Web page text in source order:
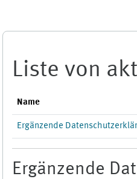
Liste von
Name
Ergänzende
Ergänzende